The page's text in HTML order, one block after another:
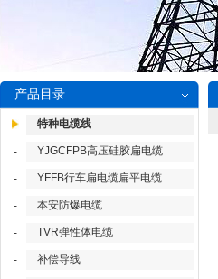
产品目录
特种电缆线
- YJGCFPB高压硅胶扁电缆
- YFFB行车扁电缆扁平电缆
- 本安防爆电缆
- TVR弹性体电缆
- 补偿导线